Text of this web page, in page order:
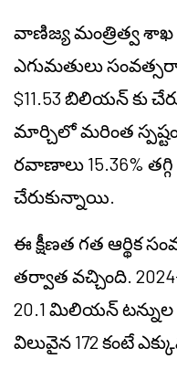
వాణిజ్య మంత్రిత్వ
ఎగుమతులు
$11.53 బిలియన్ కు
మార్చిలో మరింత
రవాణాలు 15.36%
చేరుకున్నాయి.
ఈ క్షీణత గత ఆర్థిక
తర్వాత వచ్చింది.
20.1 మిలియన్
విలువైన 172 కంటే